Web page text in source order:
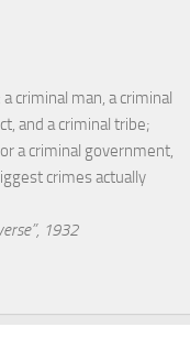
criminal man, a criminal
and a criminal tribe;
a criminal government,
crimes actually
1932